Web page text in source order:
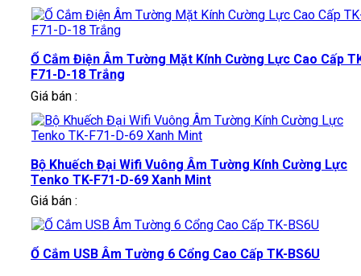
Ổ Cắm Điện Âm Tường Mặt Kính Cường Lực Cao Cấp
F71-D-18 Trắng
Giá bán :
Bộ Khuếch Đại Wifi Vuông Âm Tường Kính Cường Lực
Tenko TK-F71-D-69 Xanh Mint
Giá bán :
Ổ Cắm USB Âm Tường 6 Cổng Cao Cấp TK-BS6U